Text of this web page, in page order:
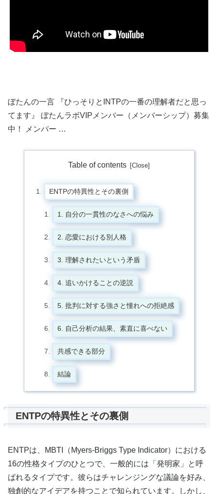
ぼたんの一言 『ひっそりとINTPの一番の理解者だと思っ
てます』 ぼたんラボVIPメンバー（メンバーシップ）募集
中！ メンバー …
Table of contents
ENTPの特異性とその裏側
1. 自分の一貫性のなさへの悩み
2. 恋愛における別人格
3. 理解されたいという矛盾
4. 追いかけることの逆説
5. 批判に対する強さと憧れへの拒絶感
6. 自己分析の結果、素直に喜べない
共感できる部分
結論
ENTPの特異性とその裏側
ENTPは、MBTI（Myers-Briggs Type Indicator）における
16の性格タイプのひとつで、一般的には「発明家」と呼
ばれるタイプです。彼らはチャレンジングな議論を好み、
独創的なアイデアを持つことで知られています。しかし、